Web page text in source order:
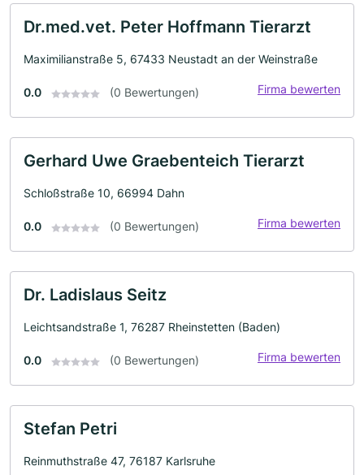
Dr.med.vet. Peter Hoffmann Tierarzt
Maximilianstraße 5, 67433 Neustadt an der Weinstraße
0.0 (0 Bewertungen) Firma bewerten
Gerhard Uwe Graebenteich Tierarzt
Schloßstraße 10, 66994 Dahn
0.0 (0 Bewertungen) Firma bewerten
Dr. Ladislaus Seitz
Leichtsandstraße 1, 76287 Rheinstetten (Baden)
0.0 (0 Bewertungen) Firma bewerten
Stefan Petri
Reinmuthstraße 47, 76187 Karlsruhe